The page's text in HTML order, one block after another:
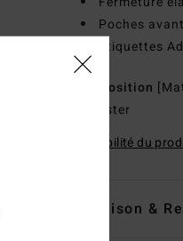
Poches
Étiquettes
Composition
polyester
Traçabilité du
Livraison &